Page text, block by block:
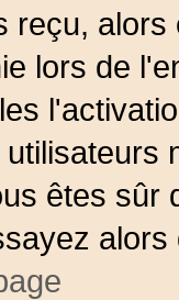
reçu,
lors de
êtes sûr